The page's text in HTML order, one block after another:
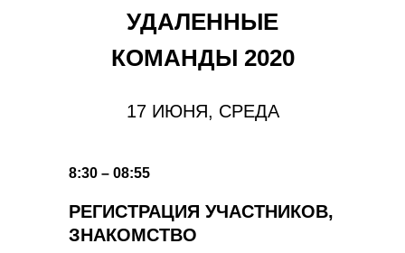
УДАЛЕННЫЕ
КОМАНДЫ 2020
17 ИЮНЯ, СРЕДА
8:30 – 08:55
РЕГИСТРАЦИЯ УЧАСТНИКОВ,
ЗНАКОМСТВО